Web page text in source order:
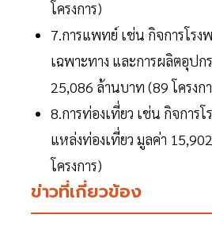
โครงการ)
7.การแพทย์ เช่น กิจการโร
เฉพาะทาง และการผลิตอุป
25,086 ล้านบาท (89 โครงก
8.การท่องเที่ยว เช่น กิจการโ
แหล่งท่องเที่ยว มูลค่า
โครงการ)
ข่าวที่เกี่ยวข้อง